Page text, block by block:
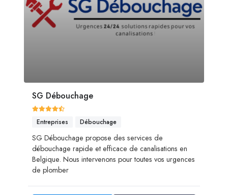
SG Débouchage
Entreprises Débouchage
SG Débouchage propose des services de
débouchage rapide et efficace de canalisations en
Belgique. Nous intervenons pour toutes vos urgences
de plomber